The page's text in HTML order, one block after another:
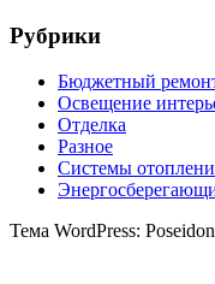
Рубрики
Бюджетный
Освещение
Отделка
Разное
Системы
Тема WordPress: